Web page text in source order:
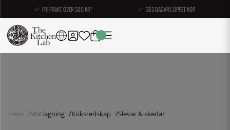
FRI FRAKT ÖVER 500 KR* 365 DAGARS ÖPPET KÖP
Hem Matlagning Köksredskap Slevar & skedar